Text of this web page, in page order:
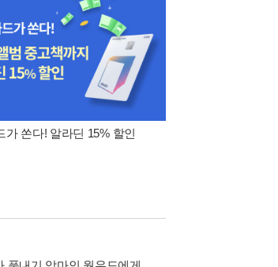
가 쏜다! 알라딘 15% 할인